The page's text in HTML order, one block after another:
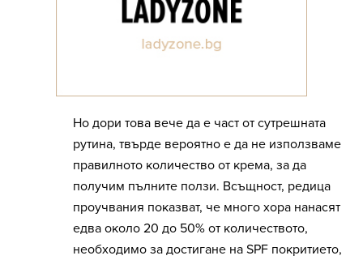
Но дори това вече да е част от сутрешната
рутина, твърде вероятно е да не използваме
правилното количество от крема, за да
получим пълните ползи. Всъщност, редица
проучвания показват, че много хора нанасят
едва около 20 до 50% от количеството,
необходимо за достигане на SPF покритието,